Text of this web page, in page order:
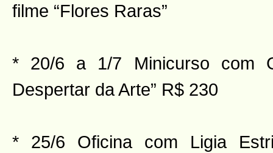
filme “Flores Raras”
* 20/6 a 1/7 Minicurso com
Despertar da Arte” R$ 230
* 25/6 Oficina com Ligia